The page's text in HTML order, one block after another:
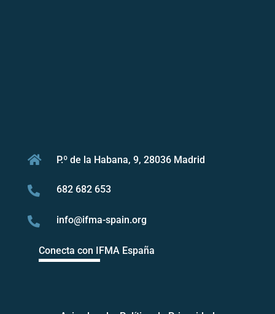
 P.º de la Habana, 9, 28036 Madrid
 682 682 653
 info@ifma-spain.org
Conecta con IFMA España